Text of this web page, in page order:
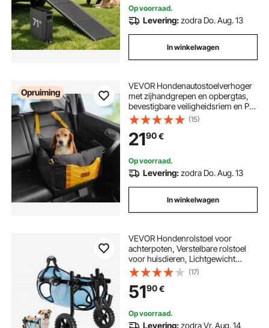
Op voorraad.
Levering:zodra Do. Aug. 13
In winkelwagen
Opruiming
VEVOR Hondenautostoelverhoger
met zijhandgrepen en opbergtas,
bevestigbare veiligheidsriem en PP-
katoenen vulling, Hondenautobed ​​
voor kleine honden tot 11 kg, Zwart
(15)
2190€
Op voorraad.
Levering:zodra Do. Aug. 13
In winkelwagen
VEVOR Hondenrolstoel voor
achterpoten, Verstelbare rolstoel
voor huisdieren, Lichtgewicht
hondenkar met
schokabsorberende wielen,
Loophulpmiddel voor
gehandicapte, verlamde en
gewonde honden tot 15 kg, M
(17)
5190€
Op voorraad.
Levering:zodra Vr. Aug. 14